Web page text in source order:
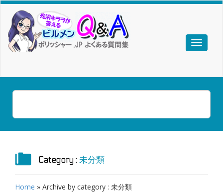
Category : 未分類
Home » Archive by category : 未分類